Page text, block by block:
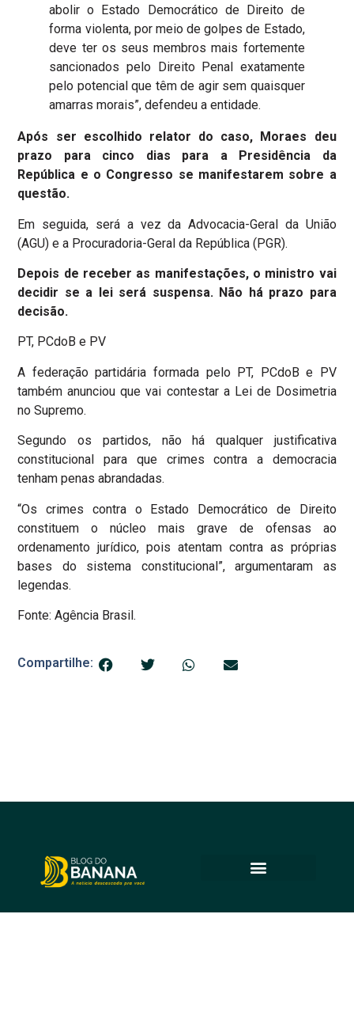
abolir o Estado Democrático de Direito de
forma violenta, por meio de golpes de Estado,
deve ter os seus membros mais fortemente
sancionados pelo Direito Penal exatamente
pelo potencial que têm de agir sem quaisquer
amarras morais”, defendeu a entidade.
Após ser escolhido relator do caso, Moraes deu
prazo para cinco dias para a Presidência da
República e o Congresso se manifestarem sobre a
questão.
Em seguida, será a vez da Advocacia-Geral da União
(AGU) e a Procuradoria-Geral da República (PGR).
Depois de receber as manifestações, o ministro vai
decidir se a lei será suspensa. Não há prazo para
decisão.
PT, PCdoB e PV
A federação partidária formada pelo PT, PCdoB e PV
também anunciou que vai contestar a Lei de Dosimetria
no Supremo.
Segundo os partidos, não há qualquer justificativa
constitucional para que crimes contra a democracia
tenham penas abrandadas.
“Os crimes contra o Estado Democrático de Direito
constituem o núcleo mais grave de ofensas ao
ordenamento jurídico, pois atentam contra as próprias
bases do sistema constitucional”, argumentaram as
legendas.
Fonte: Agência Brasil.
Compartilhe: